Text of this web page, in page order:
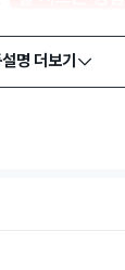
법에서 정한 규격에
할 수 있는 식품용기
명 더보기